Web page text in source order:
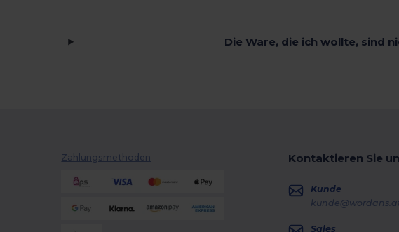
Die Ware, die ich wollte, sind
Zahlungsmethoden Kontaktieren Sie
Kunde
Sales